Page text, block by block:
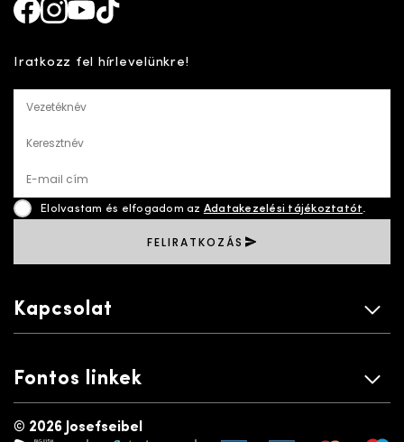
Iratkozz fel hírlevelünkre!
Vezetéknév
Keresztnév
E-mail cím
Elolvastam és elfogadom az Adatakezelési tájékoztatót.
FELIRATKOZÁS
Kapcsolat
Fontos linkek
© 2026 Josefseibel